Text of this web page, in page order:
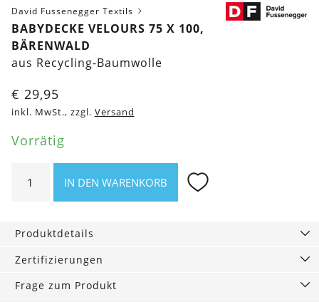
David Fussenegger Textils
BABYDECKE VELOURS 75 X 100,
BÄRENWALD
aus Recycling-Baumwolle
€ 29,95
inkl. MwSt., zzgl. Versand
Vorrätig
Velours
100,
Bärenwald
IN DEN WARENKORB
Produktdetails
Zertifizierungen
Frage zum Produkt